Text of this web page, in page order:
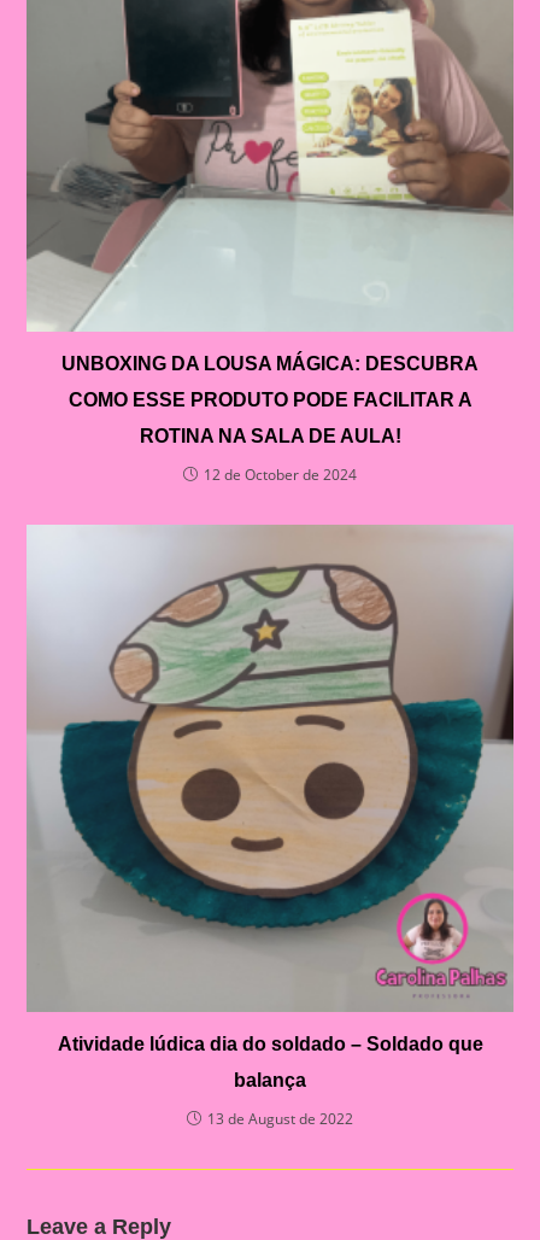
UNBOXING DA LOUSA MÁGICA: DESCUBRA
COMO ESSE PRODUTO PODE FACILITAR A
ROTINA NA SALA DE AULA!
12 de October de 2024
Atividade lúdica dia do soldado – Soldado que
balança
13 de August de 2022
Leave a Reply